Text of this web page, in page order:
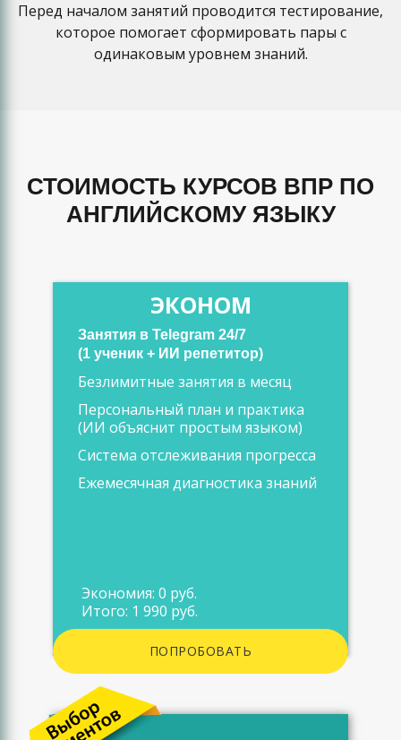
Перед началом занятий проводится тестирование,
которое помогает сформировать пары с
одинаковым уровнем знаний.
СТОИМОСТЬ КУРСОВ ВПР ПО
АНГЛИЙСКОМУ ЯЗЫКУ
ЭКОНОМ
Занятия в Telegram 24/7
(1 ученик + ИИ репетитор)
Безлимитные занятия в месяц
Персональный план и практика
(ИИ объяснит простым языком)
Система отслеживания прогресса
Ежемесячная диагностика знаний
Экономия: 0 руб.
Итого: 1 990 руб.
ПОПРОБОВАТЬ